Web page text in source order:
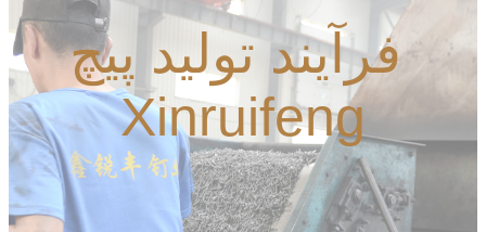
فرآیند تولید پیچ ​​
Xinruifeng